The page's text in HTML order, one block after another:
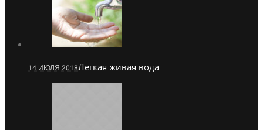
14 ИЮЛЯ 2018Легкая живая вода